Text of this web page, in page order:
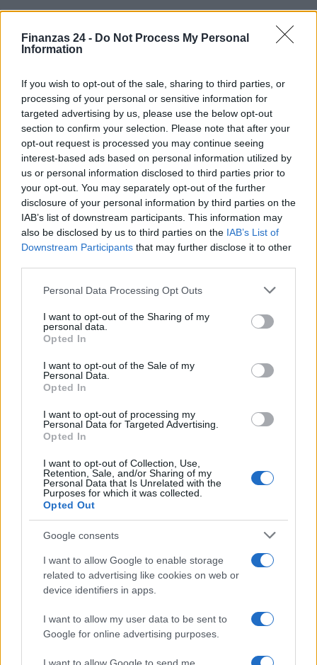
Finanzas 24 - Do Not Process My Personal
Information
If you wish to opt-out of the sale, sharing to third parties, or
processing of your personal or sensitive information for
targeted advertising by us, please use the below opt-out
section to confirm your selection. Please note that after your
opt-out request is processed you may continue seeing
interest-based ads based on personal information utilized by
us or personal information disclosed to third parties prior to
your opt-out. You may separately opt-out of the further
disclosure of your personal information by third parties on the
IAB’s list of downstream participants. This information may
also be disclosed by us to third parties on the IAB’s List of
Downstream Participants that may further disclose it to other
Please note that this website/app uses one or more Google
not limited to your visit or usage behaviour. You may click to
grant or deny consent to Google and its third-party tags to
use your data for below specified purposes in below Google
consent section.
Personal Data Processing Opt Outs
I want to opt-out of the Sharing of my
personal data.
Opted In
I want to opt-out of the Sale of my
Personal Data.
Opted In
I want to opt-out of processing my
Personal Data for Targeted Advertising.
Opted In
I want to opt-out of Collection, Use,
Retention, Sale, and/or Sharing of my
Personal Data that Is Unrelated with the
Purposes for which it was collected.
Opted Out
Google consents
I want to allow Google to enable storage
related to advertising like cookies on web or
device identifiers in apps.
I want to allow my user data to be sent to
Google for online advertising purposes.
Sigue leyendo
FINANZAS
Cómo la inteligencia artificial transforma la gestión financiera
personal
Marta Ruiz · 7 Ago 2026
CRIPTOMONEDAS
Edgar Gilberto Fabris Contreras capturado por fraude de 621